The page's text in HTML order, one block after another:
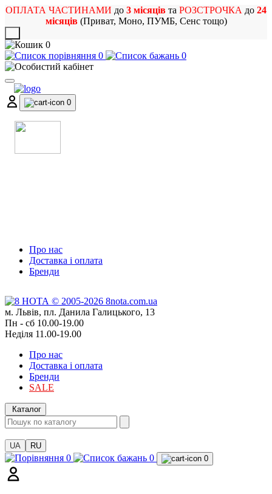
ОПЛАТА ЧАСТИНАМИ до 3 місяців та РОЗСТРОЧКА до 24
місяців(Приват, Моно, ПУМБ, Сенс тощо)
0
0
0
0
Про нас
Доставка і оплата
Бренди
м. Львів, пл. Данила Галицького, 13
Пн - сб 10.00-19.00
Неділя 11.00-19.00
Про нас
Доставка і оплата
Бренди
SALE
Каталог
UA RU
0 0 0